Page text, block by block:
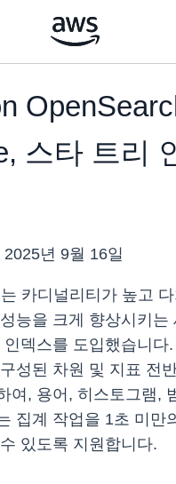
스타 트리
2025년 9월 16일
카디널리티가 높고
능을 크게 향상시키는
인덱스를 도입했습니다
성된 차원 및 지표 전
여, 용어, 히스토그램,
집계 작업을 1초 미만
있도록 지원합니다.